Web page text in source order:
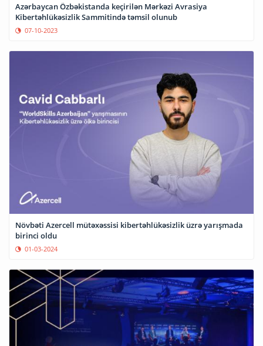
Azərbaycan Özbəkistanda keçirilən Mərkəzi Avrasiya
Kibertəhlükəsizlik Sammitində təmsil olunub
07-10-2023
Növbəti Azercell mütəxəssisi kibertəhlükəsizlik üzrə yarışmada
birinci oldu
01-03-2024